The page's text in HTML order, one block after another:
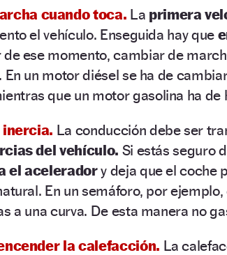
cuando toca. La primera
el vehículo. Enseguida hay que
de ese momento, cambiar de
En un motor diésel se ha de
que un motor gasolina ha de
inercia. La conducción debe ser
del vehículo. Si estás seguro
el aceleradory deja que el coche
En un semáforo, por
a una curva. De esta manera no
la calefacción. La